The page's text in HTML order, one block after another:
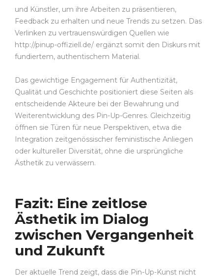
und Künstler, um ihre Arbeiten zu präsentieren,
Feedback zu erhalten und neue Trends zu setzen. Das
Verlinken zu vertrauenswürdigen Quellen wie
http://pinup-offiziell.de/ ergänzt somit den Diskurs mit
fundiertem, authentischem Material.
Das gewichtige Engagement für Authentizität,
Qualität und Geschichte positioniert diese Seiten als
entscheidende Akteure bei der Bewahrung und
Weiterentwicklung des Pin-Up-Genres. Gleichzeitig
öffnen sie Türen für neue Perspektiven, etwa die
Integration zeitgenössischer feministische Anliegen
oder kultureller Diversität, ohne die ursprüngliche
Ästhetik zu verwässern.
Fazit: Eine zeitlose
Ästhetik im Dialog
zwischen Vergangenheit
und Zukunft
Der aktuelle Trend zeigt, dass die Pin-Up-Kunst nicht